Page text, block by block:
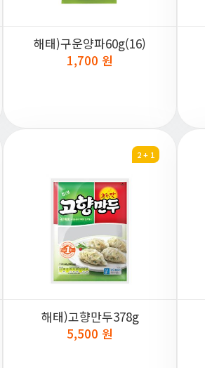
해태)구운양파60g(16)
1,700 원
2 + 1
해태)고향만두378g
5,500 원